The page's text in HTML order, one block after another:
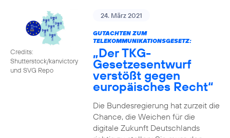
Credits:
Shutterstock/kanvictory
und SVG Repo
24. März 2021
GUTACHTEN ZUM
TELEKOMMUNIKATIONSGESETZ:
„Der TKG-
Gesetzesentwurf
verstößt gegen
europäisches Recht“
Die Bundesregierung hat zurzeit die
Chance, die Weichen für die
digitale Zukunft Deutschlands